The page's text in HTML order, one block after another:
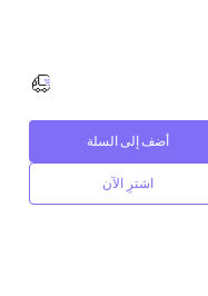
أضف إلى السلة
اشترِ الآن